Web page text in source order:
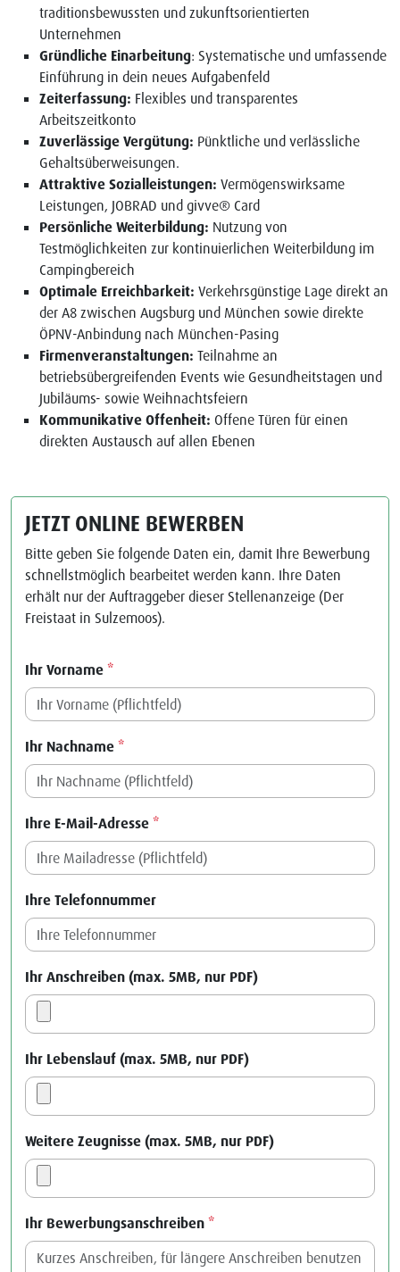
traditionsbewussten und zukunftsorientierten
Unternehmen
Gründliche Einarbeitung: Systematische und umfassende
Einführung in dein neues Aufgabenfeld
Zeiterfassung: Flexibles und transparentes
Arbeitszeitkonto
Zuverlässige Vergütung: Pünktliche und verlässliche
Gehaltsüberweisungen.
Attraktive Sozialleistungen: Vermögenswirksame
Leistungen, JOBRAD und givve® Card
Persönliche Weiterbildung: Nutzung von
Testmöglichkeiten zur kontinuierlichen Weiterbildung im
Campingbereich
Optimale Erreichbarkeit: Verkehrsgünstige Lage direkt an
der A8 zwischen Augsburg und München sowie direkte
ÖPNV-Anbindung nach München-Pasing
Firmenveranstaltungen: Teilnahme an
betriebsübergreifenden Events wie Gesundheitstagen und
Jubiläums- sowie Weihnachtsfeiern
Kommunikative Offenheit: Offene Türen für einen
direkten Austausch auf allen Ebenen
JETZT ONLINE BEWERBEN
Bitte geben Sie folgende Daten ein, damit Ihre Bewerbung
schnellstmöglich bearbeitet werden kann. Ihre Daten
erhält nur der Auftraggeber dieser Stellenanzeige (Der
Freistaat in Sulzemoos).
Ihr Vorname *
Ihr Nachname *
Ihre E-Mail-Adresse *
Ihre Telefonnummer
Ihr Anschreiben (max. 5MB, nur PDF)
Ihr Lebenslauf (max. 5MB, nur PDF)
Weitere Zeugnisse (max. 5MB, nur PDF)
Ihr Bewerbungsanschreiben *